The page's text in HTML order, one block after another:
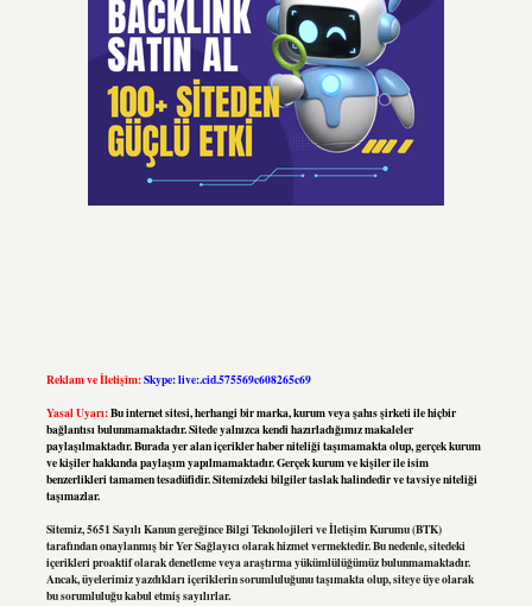
Reklam ve İletişim:Skype: live:.cid.575569c608265c69
Yasal Uyarı:Bu internet sitesi, herhangi bir marka, kurum veya şahıs şirketi ile hiçbir
bağlantısı bulunmamaktadır. Sitede yalnızca kendi hazırladığımız makaleler
paylaşılmaktadır. Burada yer alan içerikler haber niteliği taşımamakta olup, gerçek kurum
ve kişiler hakkında paylaşım yapılmamaktadır. Gerçek kurum ve kişiler ile isim
benzerlikleri tamamen tesadüfidir. Sitemizdeki bilgiler taslak halindedir ve tavsiye niteliği
taşımazlar.
Sitemiz, 5651 Sayılı Kanun gereğince Bilgi Teknolojileri ve İletişim Kurumu (BTK)
tarafından onaylanmış bir Yer Sağlayıcı olarak hizmet vermektedir. Bu nedenle, sitedeki
içerikleri proaktif olarak denetleme veya araştırma yükümlülüğümüz bulunmamaktadır.
Ancak, üyelerimiz yazdıkları içeriklerin sorumluluğunu taşımakta olup, siteye üye olarak
bu sorumluluğu kabul etmiş sayılırlar.